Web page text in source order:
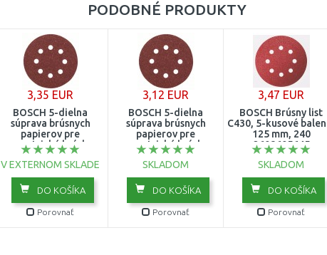
120
15 otvorov
PODOBNÉ PRODUKTY
3,35 EUR
BOSCH 5-dielna
súprava brúsnych
papierov pre
excentrické brúsky,
125 mm 2609256A25
V EXTERNOM SKLADE
DO KOŠÍKA
Porovnať
3,12 EUR
BOSCH 5-dielna
súprava brúsnych
papierov pre
excentrické brúsky,
125 mm 2609256A24
SKLADOM
DO KOŠÍKA
Porovnať
3,47 EUR
BOSCH Brúsny list
C430, 5-kusové
125 mm, 240
2608605645
SKLADOM
DO KOŠÍKA
Porovnať